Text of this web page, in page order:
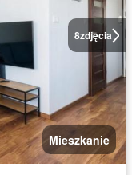
8zdjęcia
Mieszkanie